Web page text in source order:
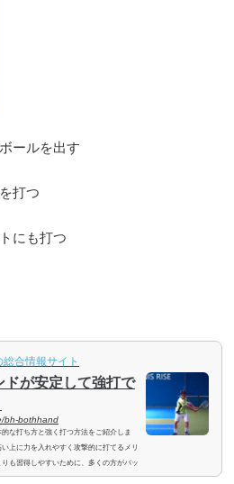
ールを出す
打つ
にも打つ
合情報サイト
ドが安定して強打で
bh-bothhand
な打ち方と強く打つ方法をご紹介しま
上に力を入れやすく攻撃的に打てるメリ
も習得しやすいために、多くの方がバッ
使わない体の動きであるため、フォアハ